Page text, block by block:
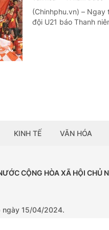
(Chinhphu.vn) – Ngay
đội U21 báo Thanh
KINH TẾ VĂN HÓA
CỘNG HÒA XÃ HỘI CHỦ
ngày 15/04/2024.